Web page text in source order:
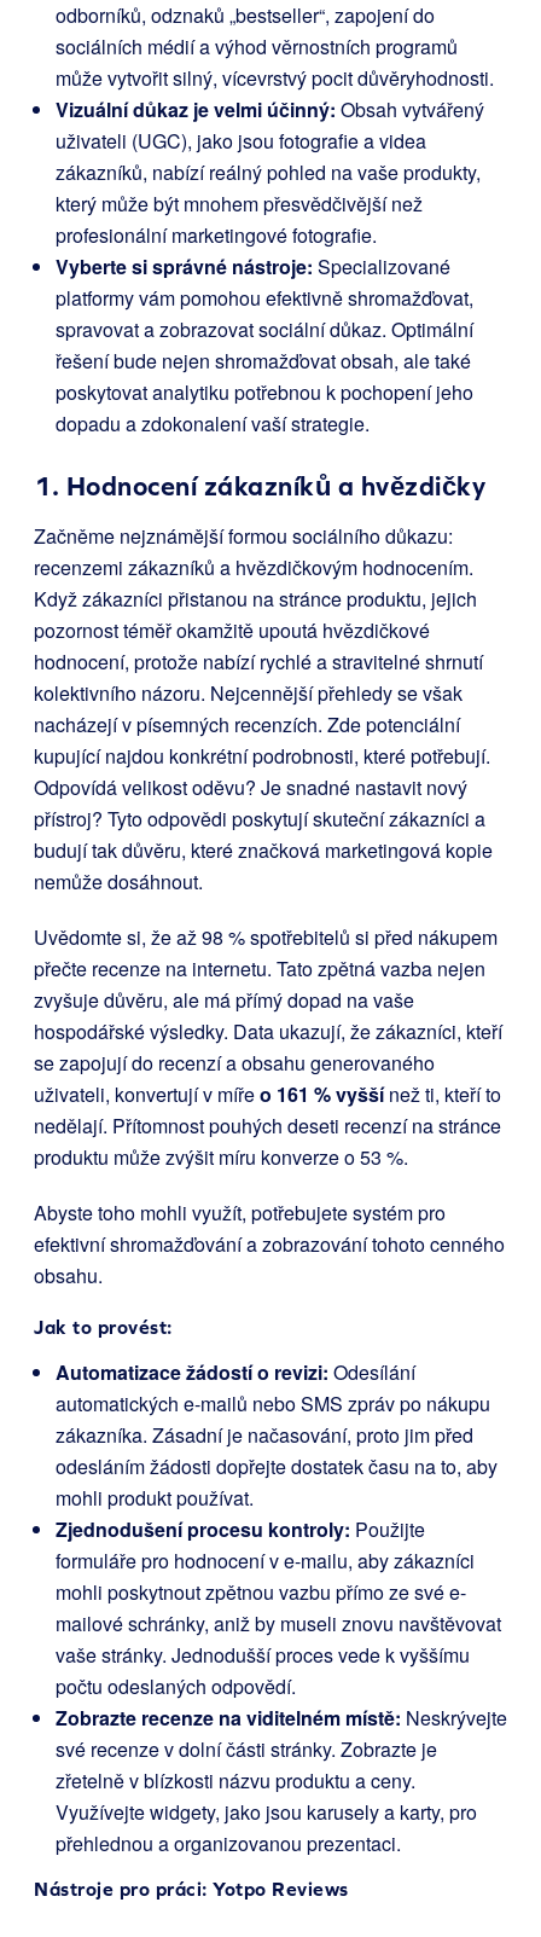
odborníků, odznaků „bestseller“, zapojení do
sociálních médií a výhod věrnostních programů
může vytvořit silný, vícevrstvý pocit důvěryhodnosti.
Vizuální důkaz je velmi účinný: Obsah vytvářený
uživateli (UGC), jako jsou fotografie a videa
zákazníků, nabízí reálný pohled na vaše produkty,
který může být mnohem přesvědčivější než
profesionální marketingové fotografie.
Vyberte si správné nástroje: Specializované
platformy vám pomohou efektivně shromažďovat,
spravovat a zobrazovat sociální důkaz. Optimální
řešení bude nejen shromažďovat obsah, ale také
poskytovat analytiku potřebnou k pochopení jeho
dopadu a zdokonalení vaší strategie.
1. Hodnocení zákazníků a hvězdičky
Začněme nejznámější formou sociálního důkazu:
recenzemi zákazníků a hvězdičkovým hodnocením.
Když zákazníci přistanou na stránce produktu, jejich
pozornost téměř okamžitě upoutá hvězdičkové
hodnocení, protože nabízí rychlé a stravitelné shrnutí
kolektivního názoru. Nejcennější přehledy se však
nacházejí v písemných recenzích. Zde potenciální
kupující najdou konkrétní podrobnosti, které potřebují.
Odpovídá velikost oděvu? Je snadné nastavit nový
přístroj? Tyto odpovědi poskytují skuteční zákazníci a
budují tak důvěru, které značková marketingová kopie
nemůže dosáhnout.
Uvědomte si, že až 98 % spotřebitelů si před nákupem
přečte recenze na internetu. Tato zpětná vazba nejen
zvyšuje důvěru, ale má přímý dopad na vaše
hospodářské výsledky. Data ukazují, že zákazníci, kteří
se zapojují do recenzí a obsahu generovaného
uživateli, konvertují v mířeo 161 % vyššínež ti, kteří to
nedělají. Přítomnost pouhých deseti recenzí na stránce
produktu může zvýšit míru konverze o 53 %.
Abyste toho mohli využít, potřebujete systém pro
efektivní shromažďování a zobrazování tohoto cenného
obsahu.
Jak to provést:
Automatizace žádostí o revizi: Odesílání
automatických e-mailů nebo SMS zpráv po nákupu
zákazníka. Zásadní je načasování, proto jim před
odesláním žádosti dopřejte dostatek času na to, aby
mohli produkt používat.
Zjednodušení procesu kontroly: Použijte
formuláře pro hodnocení v e-mailu, aby zákazníci
mohli poskytnout zpětnou vazbu přímo ze své e-
mailové schránky, aniž by museli znovu navštěvovat
vaše stránky. Jednodušší proces vede k vyššímu
počtu odeslaných odpovědí.
Zobrazte recenze na viditelném místě: Neskrývejte
své recenze v dolní části stránky. Zobrazte je
zřetelně v blízkosti názvu produktu a ceny.
Využívejte widgety, jako jsou karusely a karty, pro
přehlednou a organizovanou prezentaci.
Nástroje pro práci: Yotpo Reviews